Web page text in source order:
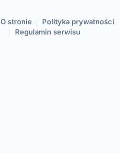
O stronie Polityka prywatności
Regulamin serwisu